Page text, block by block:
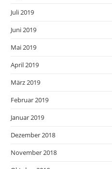
Juli 2019
Juni 2019
Mai 2019
April 2019
März 2019
Februar 2019
Januar 2019
Dezember 2018
November 2018